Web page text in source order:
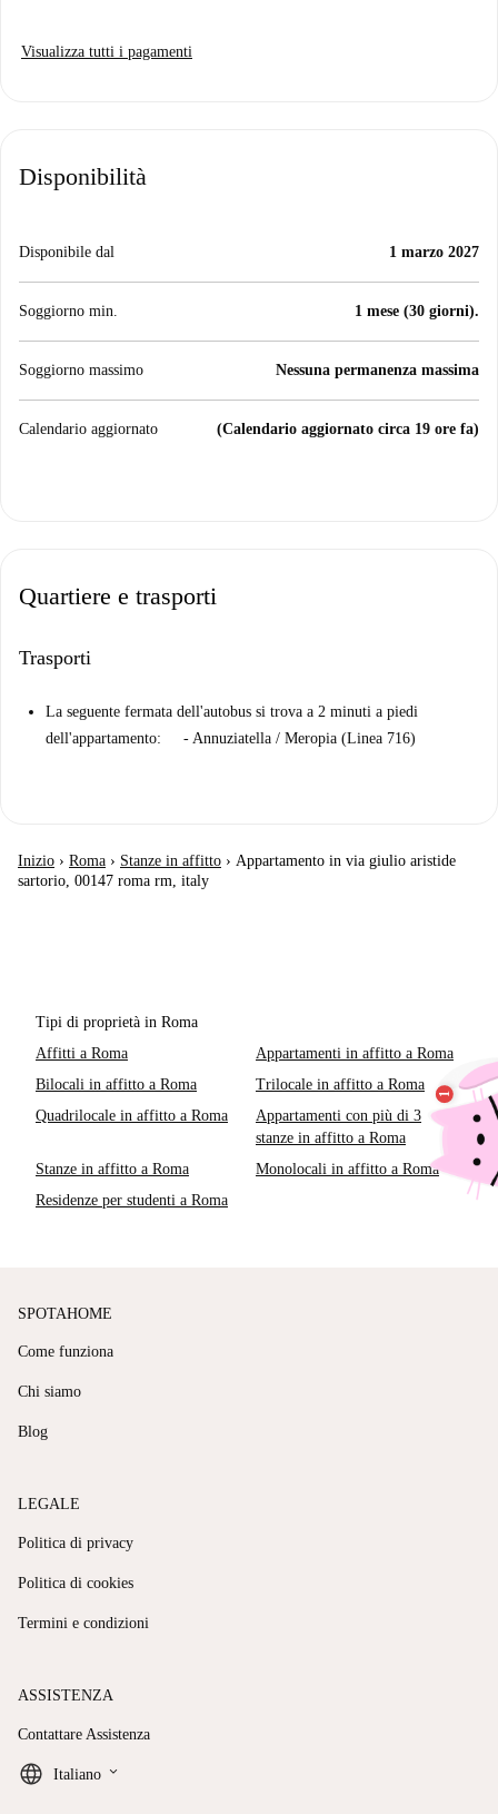
Visualizza tutti i pagamenti
Disponibilità
Disponibile dal 1 marzo 2027
Soggiorno min. 1 mese (30 giorni).
Soggiorno massimo Nessuna permanenza massima
Calendario aggiornato (Calendario aggiornato circa 19 ore fa)
Quartiere e trasporti
Trasporti
La seguente fermata dell'autobus si trova a 2 minuti a piedi
dell'appartamento: - Annuziatella / Meropia (Linea 716)
Inizio › Roma › Stanze in affitto › Appartamento in via giulio aristide
sartorio, 00147 roma rm, italy
Tipi di proprietà in Roma
Affitti a Roma
Appartamenti in affitto a Roma
Bilocali in affitto a Roma
Trilocale in affitto a Roma
Quadrilocale in affitto a Roma
Appartamenti con più di 3
stanze in affitto a Roma
Stanze in affitto a Roma
Monolocali in affitto a Roma
Residenze per studenti a Roma
SPOTAHOME
Come funziona
Chi siamo
Blog
LEGALE
Politica di privacy
Politica di cookies
Termini e condizioni
ASSISTENZA
Contattare Assistenza
Italiano keyboard_arrow_down